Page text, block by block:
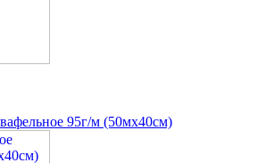
95г/м (50мх40см)